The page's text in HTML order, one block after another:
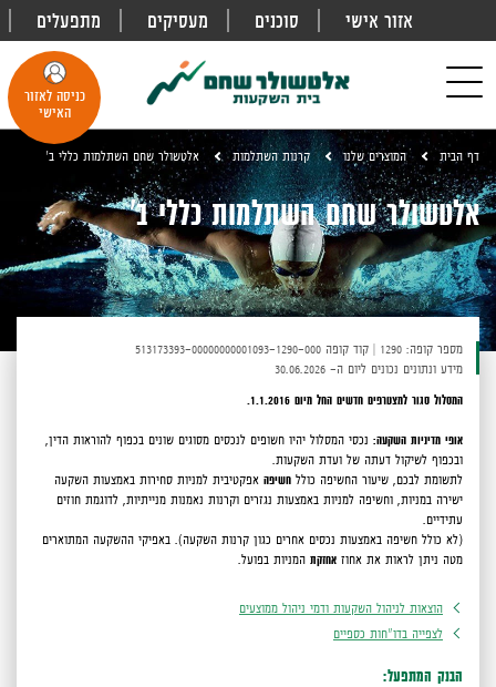
אזור אישי סוכנים מעסיקים מתפעלים
navigation
כניסה לאזור
האישי
אלטשולר שחם השתלמות כללי ב'
דף הבית המוצרים שלנו קרנות השתלמות אלטשולר שחם השתלמות כללי ב'
מספר קופה: 1290 | קוד קופה 513173393-00000000001093-1290-000
מידע ונתונים נכונים ליום ה- 30.06.2026
המסלול סגור למצטרפים חדשים החל מיום 1.1.2016.
אופי מדיניות השקעה: נכסי המסלול יהיו חשופים לנכסים מסוגים שונים בכפוף להוראות הדין,
ובכפוף לשיקול דעתה של ועדת השקעות.
לתשומת לבכם, שיעור החשיפה כולל חשיפה אפקטיבית למניות סחירות באמצעות השקעה
ישירה במניות, וחשיפה למניות באמצעות נגזרים וקרנות נאמנות מנייתיות, לדוגמת חוזים
עתידיים.
(לא כולל חשיפה באמצעות נכסים אחרים כגון קרנות השקעה). באפיקי ההשקעה המתוארים
מטה ניתן לראות את אחוז אחזקת המניות בפועל.
הוצאות לניהול השקעות ודמי ניהול ממוצעים
לצפייה בדו"חות כספיים
הבנק המתפעל: